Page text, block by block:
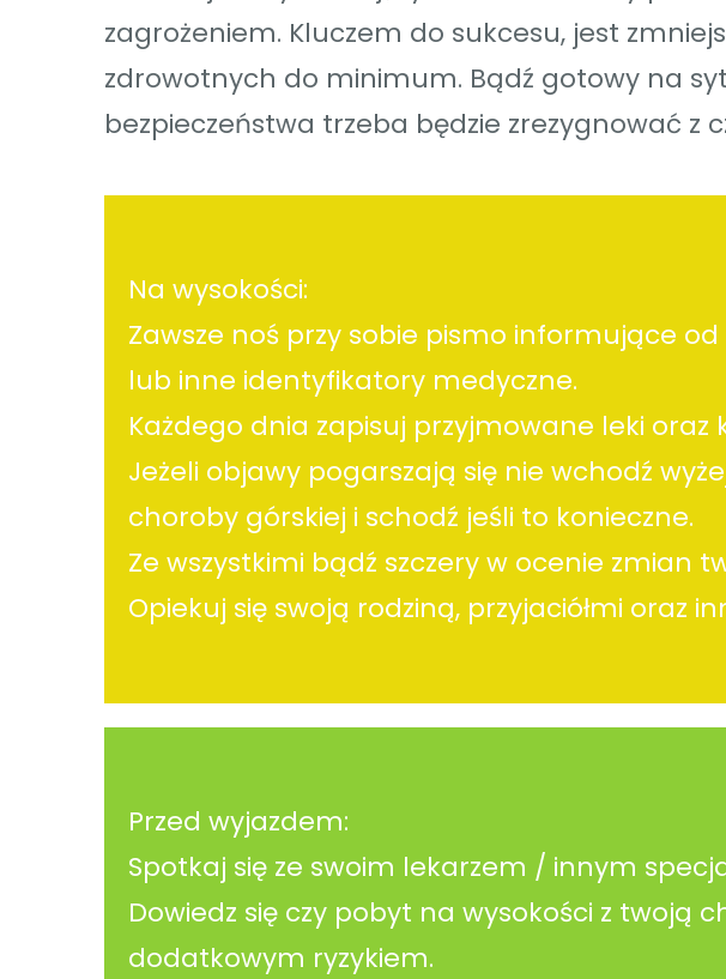
zagrożeniem. Kluczem do sukcesu, jest
zdrowotnych do minimum. Bądź gotowy na
bezpieczeństwa trzeba będzie zrezygnować z
Na wysokości:
Zawsze noś przy sobie pismo informujące
lub inne identyfikatory medyczne.
Każdego dnia zapisuj przyjmowane leki oraz
Jeżeli objawy pogarszają się nie wchodź
choroby górskiej i schodź jeśli to konieczne.
Ze wszystkimi bądź szczery w ocenie zmian
Opiekuj się swoją rodziną, przyjaciółmi oraz
Przed wyjazdem:
Spotkaj się ze swoim lekarzem / innym
Dowiedz się czy pobyt na wysokości z twoją
dodatkowym ryzykiem.